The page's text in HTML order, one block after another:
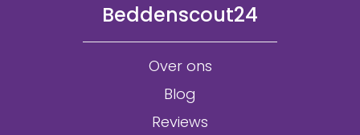
Beddenscout24
Over ons
Blog
Reviews